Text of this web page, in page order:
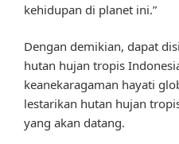
kehidupan di planet ini.”
Dengan demikian, dapat
hutan hujan tropis
keanekaragaman hayati
lestarikan hutan hujan
yang akan datang.